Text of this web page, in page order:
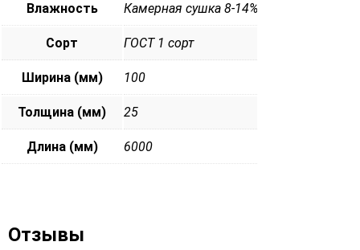
Влажность Камерная сушка 8-14%
Сорт ГОСТ 1 сорт
Ширина (мм) 100
Толщина (мм) 25
Длина (мм) 6000
Отзывы